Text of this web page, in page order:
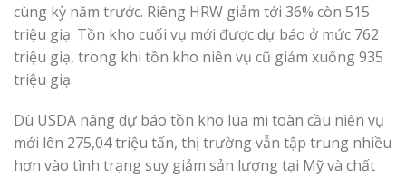
cùng kỳ năm trước. Riêng HRW giảm tới 36% còn 515
triệu giạ. Tồn kho cuối vụ mới được dự báo ở mức 762
triệu giạ, trong khi tồn kho niên vụ cũ giảm xuống 935
triệu giạ.
Dù USDA nâng dự báo tồn kho lúa mì toàn cầu niên vụ
mới lên 275,04 triệu tấn, thị trường vẫn tập trung nhiều
hơn vào tình trạng suy giảm sản lượng tại Mỹ và chất